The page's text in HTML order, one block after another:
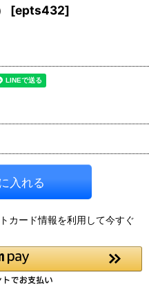
[epts432]
入れる
カード情報を利用して今すぐ